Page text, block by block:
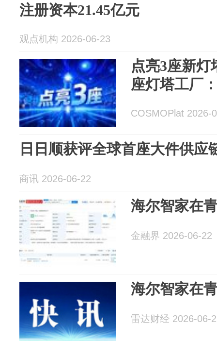
注册资本21.45亿元
观点机构 2026-06-23
点亮3座新灯
座灯塔工厂
COSMOPlat 2026-
日日顺获评全球首座大件供应
商讯 2026-06-22
海尔智家在
金融界 2026-06-22
海尔智家在
雷达财经 2026-06-